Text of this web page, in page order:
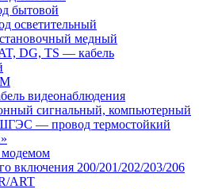
бытовой
медный
DG, TS ― кабель
видеонаблюдения
сигнальный, компьютерный
― провод термостойкий
модемом
включения 200/201/202/203/206
ART